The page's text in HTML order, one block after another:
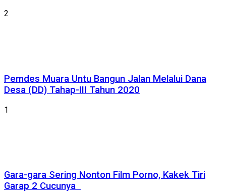
2
Pemdes Muara Untu Bangun Jalan Melalui Dana
Desa (DD) Tahap-III Tahun 2020
1
Gara-gara Sering Nonton Film Porno, Kakek Tiri
Garap 2 Cucunya